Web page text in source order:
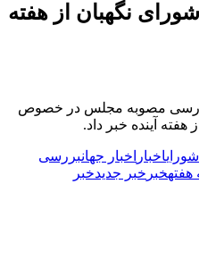
نگهبان از هفته
بررسی مصوبه مجلس در خصوص
اخبار اخبار جهانبررسی
هفتهخبر خبر جدیدخبر